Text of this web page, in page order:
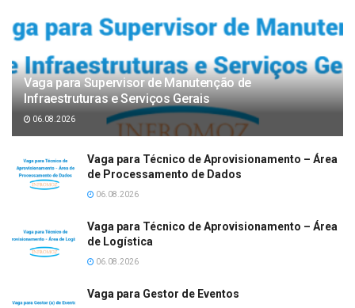
Vaga para Supervisor de Manutenção de
Infraestruturas e Serviços Gerais
06.08.2026
Vaga para Técnico de Aprovisionamento – Área
de Processamento de Dados
06.08.2026
Vaga para Técnico de Aprovisionamento – Área
de Logística
06.08.2026
Vaga para Gestor de Eventos